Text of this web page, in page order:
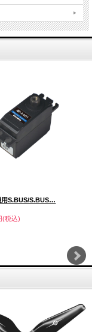
用S.BUS/S.BUS…
(税込)